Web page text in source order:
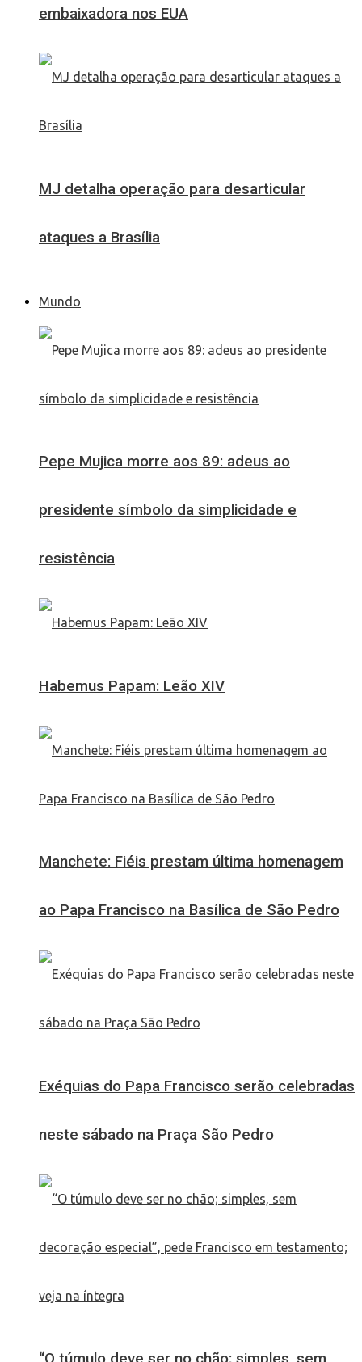
embaixadora nos EUA
MJ detalha operação para desarticular
ataques a Brasília
Mundo
Pepe Mujica morre aos 89: adeus ao
presidente símbolo da simplicidade e
resistência
Habemus Papam: Leão XIV
Manchete: Fiéis prestam última homenagem
ao Papa Francisco na Basílica de São Pedro
Exéquias do Papa Francisco serão celebradas
neste sábado na Praça São Pedro